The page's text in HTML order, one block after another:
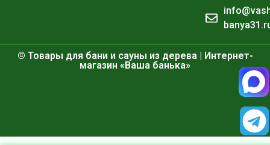
© Товары для бани и сауны из дерева | Интернет-
магазин «Ваша банька»